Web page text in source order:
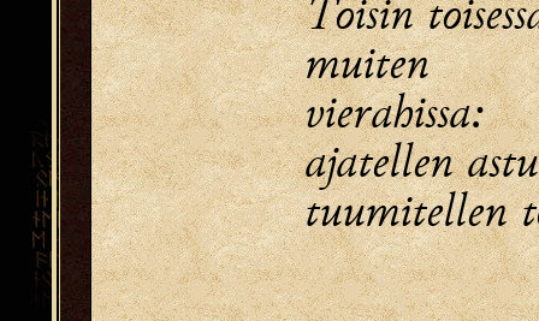
Toisin
muiten
vierahissa:
ajatellen
tuumitellen